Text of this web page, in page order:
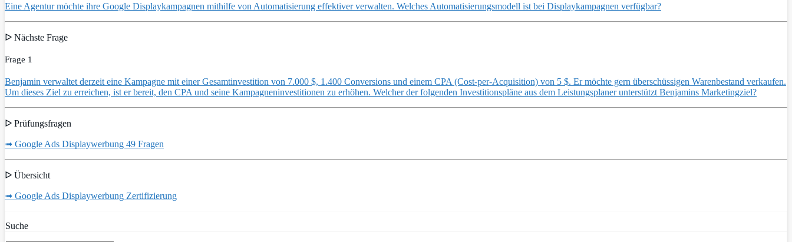
Eine Agentur möchte ihre Google Displaykampagnen mithilfe von Automatisierung effektiver verwalten. Welches Automatisierungsmodell ist bei Displaykampagnen verfügbar?
ᐅ Nächste Frage
Frage 1
Benjamin verwaltet derzeit eine Kampagne mit einer Gesamtinvestition von 7.000 $, 1.400 Conversions und einem CPA (Cost-per-Acquisition) von 5 $. Er möchte gern überschüssigen Warenbestand verkaufen.
Um dieses Ziel zu erreichen, ist er bereit, den CPA und seine Kampagneninvestitionen zu erhöhen. Welcher der folgenden Investitionspläne aus dem Leistungsplaner unterstützt Benjamins Marketingziel?
ᐅ Prüfungsfragen
➟ Google Ads Displaywerbung 49 Fragen
ᐅ Übersicht
➟ Google Ads Displaywerbung Zertifizierung
Suche